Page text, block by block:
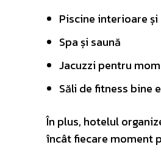
Piscine interioare
Spa și saună
Jacuzzi pentru
Săli de fitness bine
În plus, hotelul
încât fiecare moment